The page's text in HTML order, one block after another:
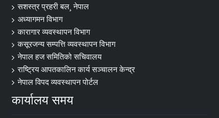
सशस्त्र प्रहरी बल¸ नेपाल
अध्यागमन विभाग
कारागार व्यवस्थापन विभाग
कसूरजन्य सम्पत्ति व्यवस्थापन विभाग
नेपाल हज समितिको सचिवालय
राष्ट्रिय आपतकालिन कार्य सञ्चालन केन्द्र
नेपाल विपद व्यवस्थापन पोर्टल
कार्यालय समय